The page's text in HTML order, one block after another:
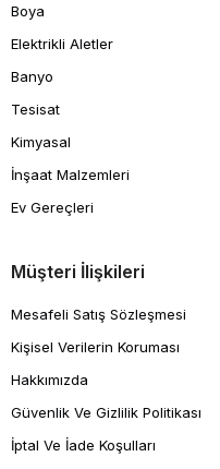
Boya
Elektrikli Aletler
Banyo
Tesisat
Kimyasal
İnşaat Malzemleri
Ev Gereçleri
Müşteri İlişkileri
Mesafeli Satış Sözleşmesi
Kişisel Verilerin Koruması
Hakkımızda
Güvenlik Ve Gizlilik Politikası
İptal Ve İade Koşulları